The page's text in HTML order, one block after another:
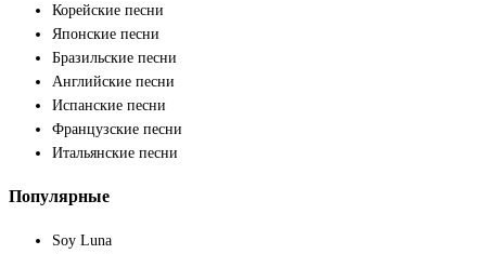
Корейские песни
Японские песни
Бразильские песни
Английские песни
Испанские песни
Французские песни
Итальянские песни
Популярные
Soy Luna